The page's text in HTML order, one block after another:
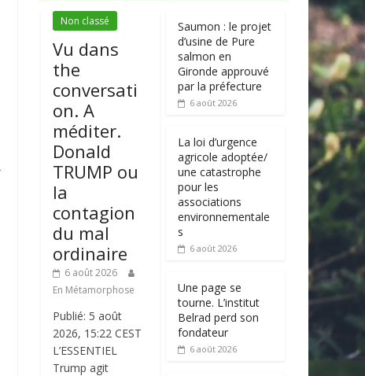
Non classé
Vu dans
the
conversati
on. A
méditer.
Donald
TRUMP ou
la
contagion
du mal
ordinaire
6 août 2026
En Métamorphose
Publié: 5 août
2026, 15:22 CEST
L’ESSENTIEL
Trump agit
Saumon : le projet
d’usine de Pure
salmon en
Gironde approuvé
par la préfecture
6 août 2026
La loi d’urgence
agricole adoptée/
une catastrophe
pour les
associations
environnementale
s
6 août 2026
Une page se
tourne. L’institut
Belrad perd son
fondateur
6 août 2026